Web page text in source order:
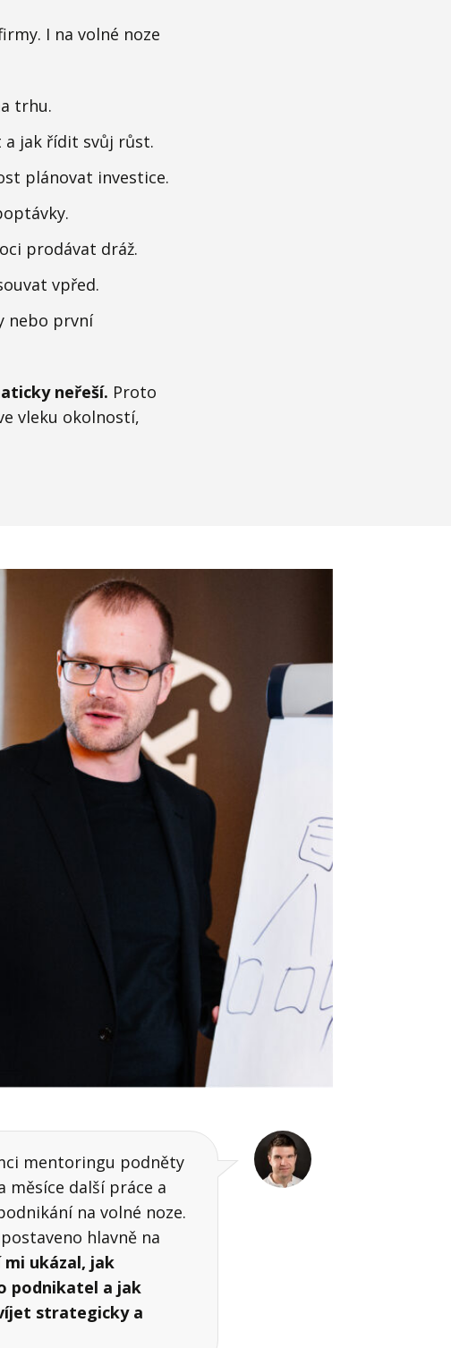
I na volné noze
trhu.
a jak řídit svůj růst.
plánovat investice.
prodávat dráž.
vpřed.
nebo první
neřeší. Proto
vleku okolností,
mentoringu podněty
měsíce další práce a
na volné noze.
hlavně na
mi ukázal, jak
podnikatel a jak
strategicky a